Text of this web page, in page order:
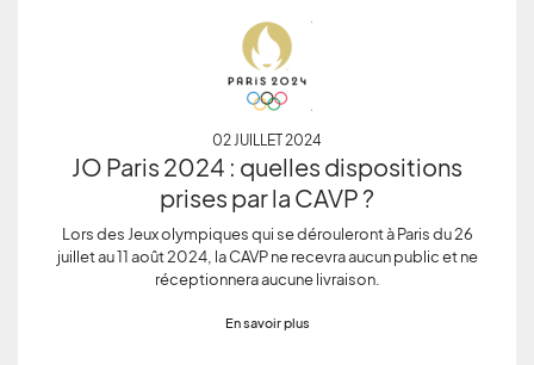
02 JUILLET 2024
JO Paris 2024 : quelles dispositions
prises par la CAVP ?
Lors des Jeux olympiques qui se dérouleront à Paris du 26
juillet au 11 août 2024, la CAVP ne recevra aucun public et ne
réceptionnera aucune livraison.
En savoir plus